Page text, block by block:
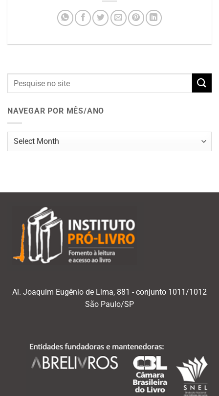
NAVEGAR POR MÊS/ANO
Navegar
Al. Joaquim Eugênio de Lima, 881 - conjunto 1011/1012
São Paulo/SP